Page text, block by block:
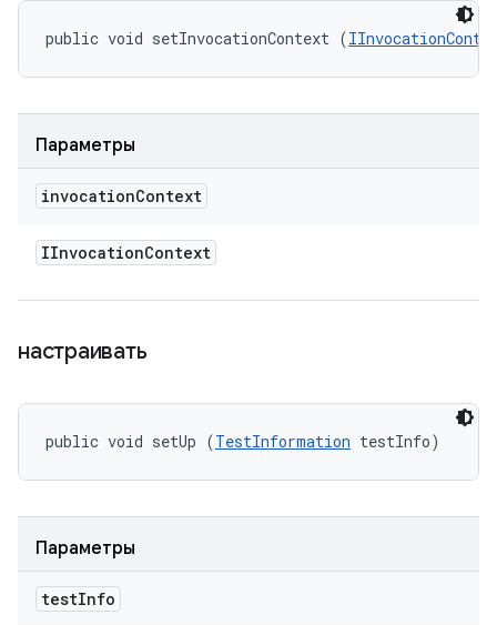
public void setInvocationContext (
Параметры
invocationContext
IInvocationContext
настраивать
public void setUp (TestInformation testInfo)
Параметры
testInfo